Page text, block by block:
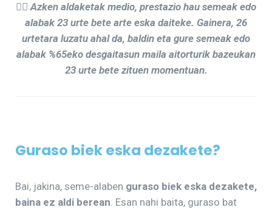
👉🏼Azken aldaketak medio, prestazio hau semeak edo
alabak 23 urte bete arte eska daiteke. Gainera, 26
urtetara luzatu ahal da, baldin eta gure semeak edo
alabak %65eko desgaitasun maila aitorturik bazeukan
23 urte bete zituen momentuan.
Guraso biek eska dezakete?
Bai, jakina, seme-alaben guraso biek eska dezakete,
baina ez aldi berean. Esan nahi baita, guraso bat